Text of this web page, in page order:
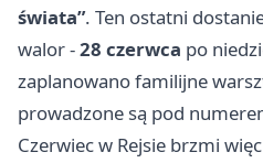
świata”. Ten ostatni
walor -28 czerwca po
zaplanowano familijne
prowadzone są pod
Czerwiec w Rejsie brzmi